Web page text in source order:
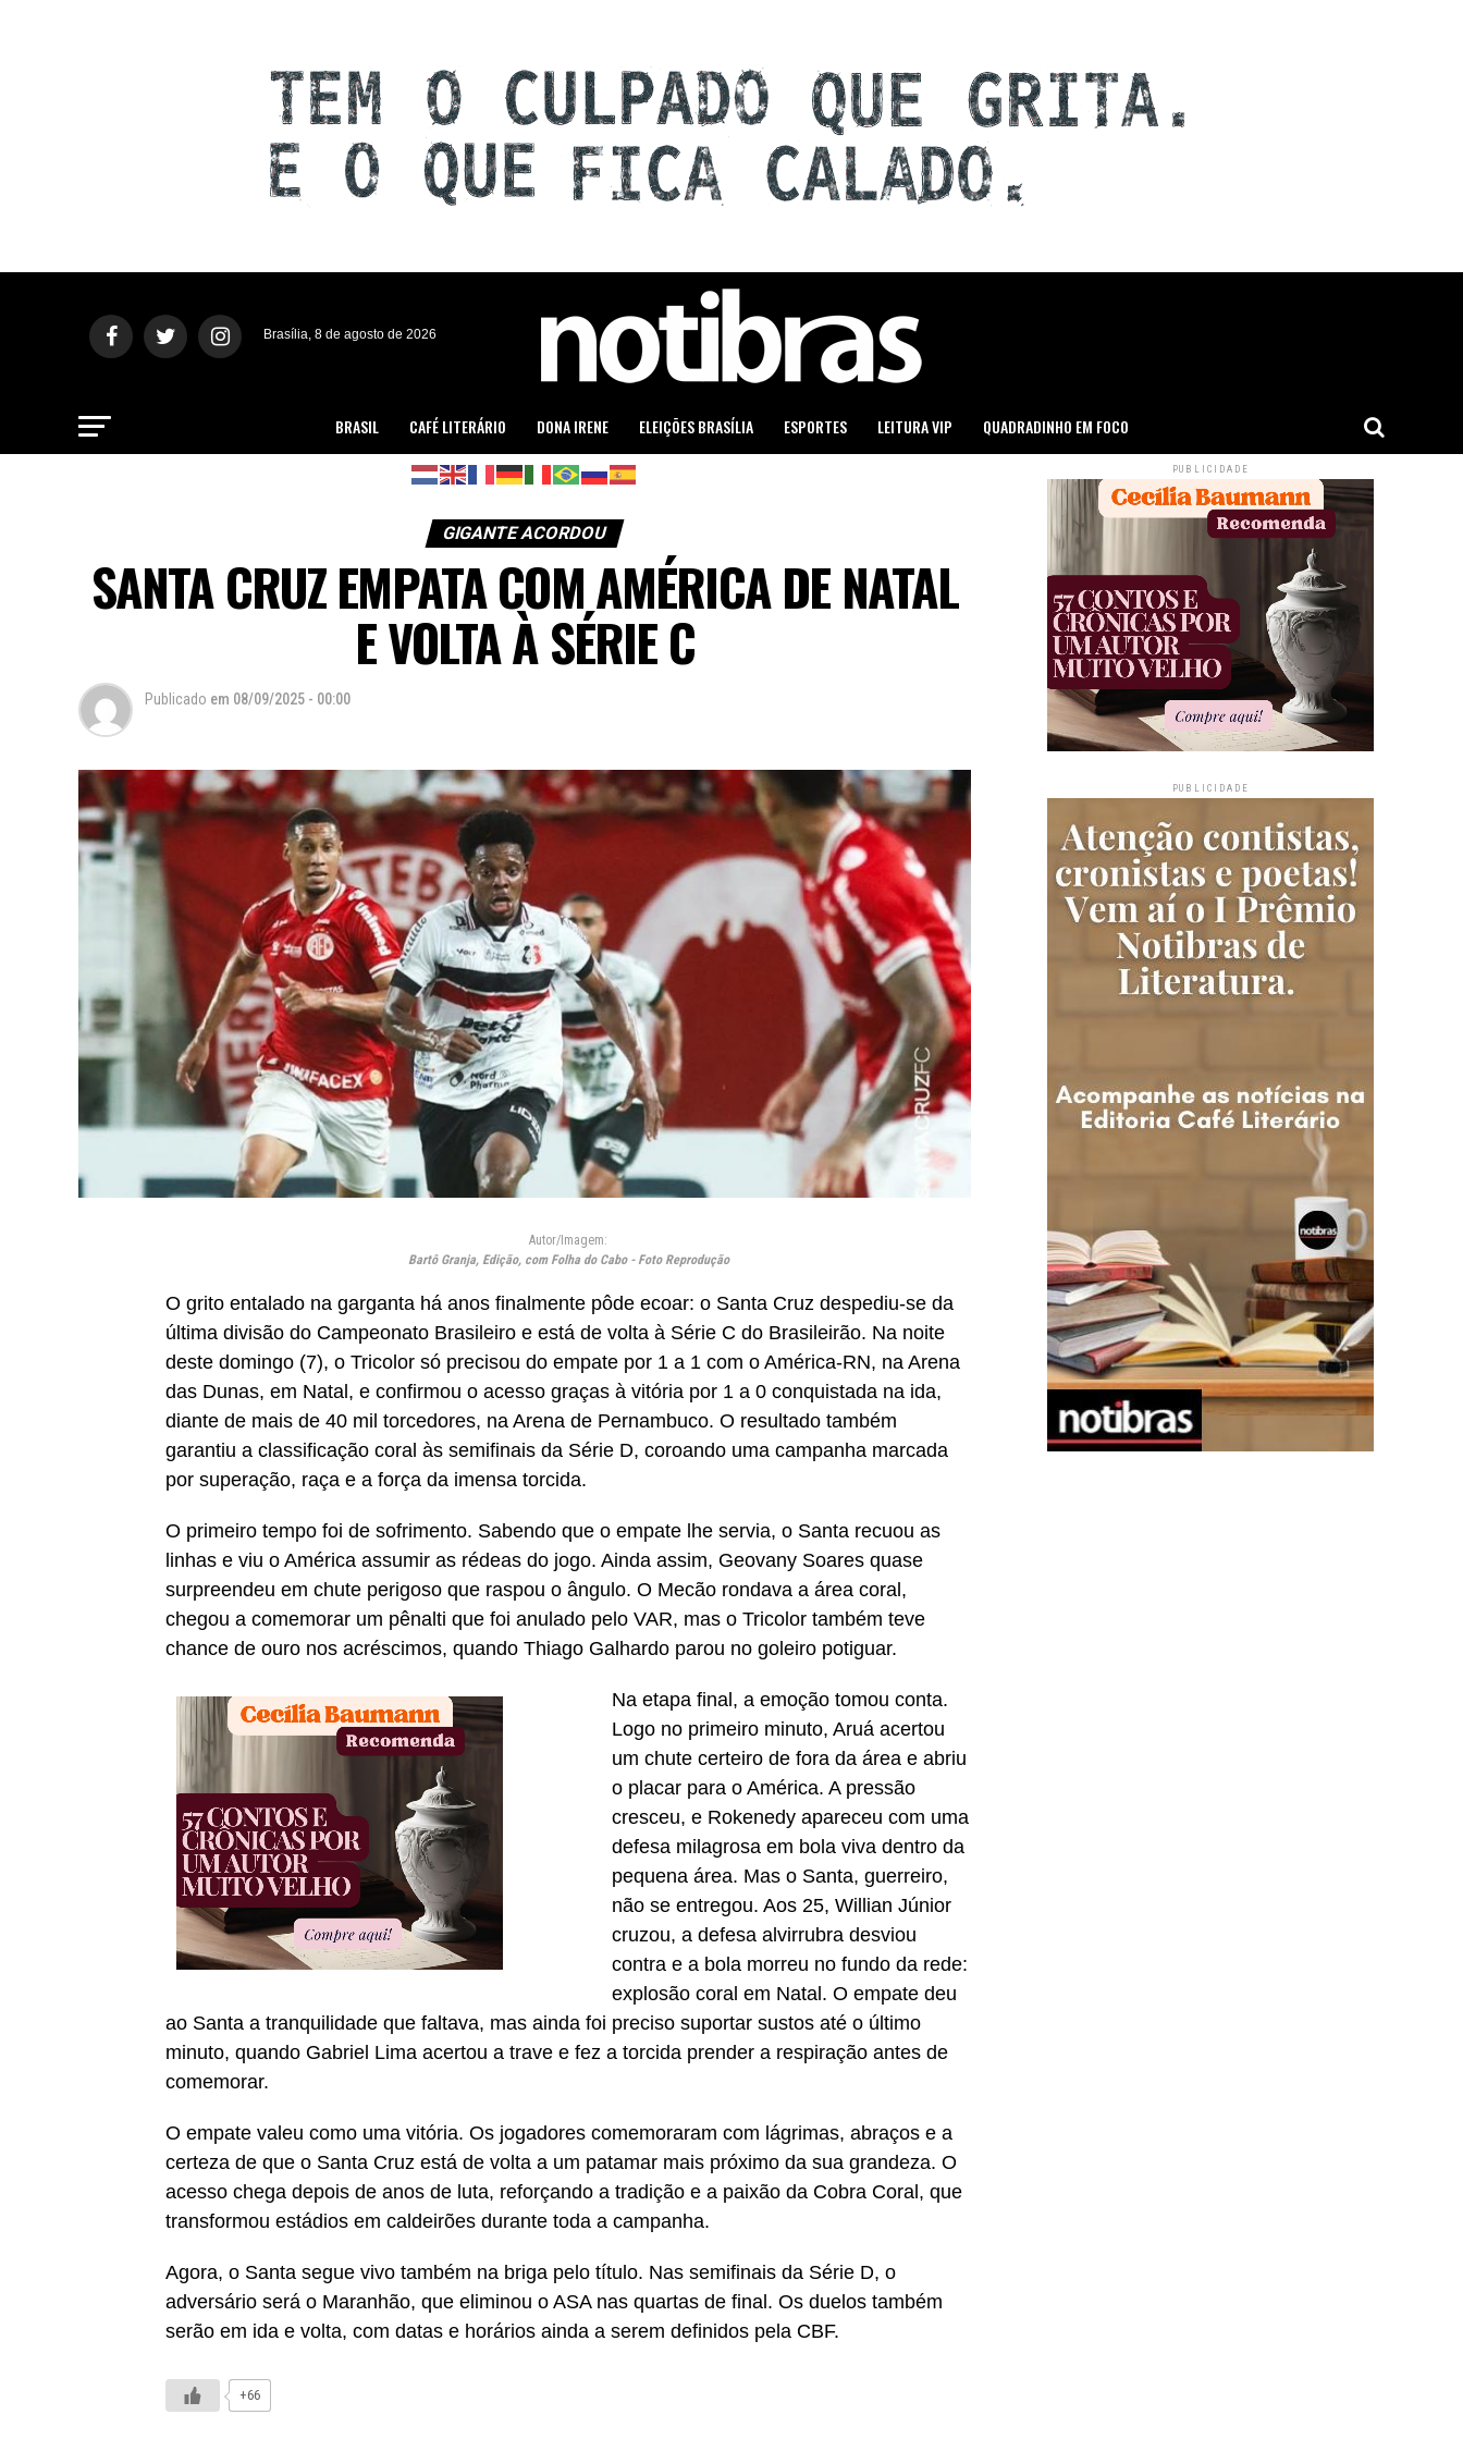
Brasília, 8 de agosto de 2026
BRASIL CAFÉ LITERÁRIO DONA IRENE ELEIÇÕES BRASÍLIA ESPORTES LEITURA VIP QUADRADINHO EM FOCO
GIGANTE ACORDOU
SANTA CRUZ EMPATA COM AMÉRICA DE NATAL
E VOLTA À SÉRIE C
Publicado em 08/09/2025 - 00:00
Autor/Imagem:
Bartô Granja, Edição, com Folha do Cabo - Foto Reprodução
O grito entalado na garganta há anos finalmente pôde ecoar: o Santa Cruz despediu-se da
última divisão do Campeonato Brasileiro e está de volta à Série C do Brasileirão. Na noite
deste domingo (7), o Tricolor só precisou do empate por 1 a 1 com o América-RN, na Arena
das Dunas, em Natal, e confirmou o acesso graças à vitória por 1 a 0 conquistada na ida,
diante de mais de 40 mil torcedores, na Arena de Pernambuco. O resultado também
garantiu a classificação coral às semifinais da Série D, coroando uma campanha marcada
por superação, raça e a força da imensa torcida.
O primeiro tempo foi de sofrimento. Sabendo que o empate lhe servia, o Santa recuou as
linhas e viu o América assumir as rédeas do jogo. Ainda assim, Geovany Soares quase
surpreendeu em chute perigoso que raspou o ângulo. O Mecão rondava a área coral,
chegou a comemorar um pênalti que foi anulado pelo VAR, mas o Tricolor também teve
chance de ouro nos acréscimos, quando Thiago Galhardo parou no goleiro potiguar.
Na etapa final, a emoção tomou conta.
Logo no primeiro minuto, Aruá acertou
um chute certeiro de fora da área e abriu
o placar para o América. A pressão
cresceu, e Rokenedy apareceu com uma
defesa milagrosa em bola viva dentro da
pequena área. Mas o Santa, guerreiro,
não se entregou. Aos 25, Willian Júnior
cruzou, a defesa alvirrubra desviou
contra e a bola morreu no fundo da rede:
explosão coral em Natal. O empate deu
ao Santa a tranquilidade que faltava, mas ainda foi preciso suportar sustos até o último
minuto, quando Gabriel Lima acertou a trave e fez a torcida prender a respiração antes de
comemorar.
O empate valeu como uma vitória. Os jogadores comemoraram com lágrimas, abraços e a
certeza de que o Santa Cruz está de volta a um patamar mais próximo da sua grandeza. O
acesso chega depois de anos de luta, reforçando a tradição e a paixão da Cobra Coral, que
transformou estádios em caldeirões durante toda a campanha.
Agora, o Santa segue vivo também na briga pelo título. Nas semifinais da Série D, o
adversário será o Maranhão, que eliminou o ASA nas quartas de final. Os duelos também
serão em ida e volta, com datas e horários ainda a serem definidos pela CBF.
+66
PUBLICIDADE
PUBLICIDADE